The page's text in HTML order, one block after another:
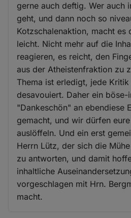
gerne auch deftig. Wer auch
geht, und dann noch so
Kotzschalenaktion, macht es
leicht. Nicht mehr auf die
reagieren, es reicht, den
aus der Atheistenfraktion zu
Thema ist erledigt, jede
desavouiert. Daher ein böse-
"Dankeschön" an ebendiese
gemacht, und wir dürfen
auslöffeln. Und ein erst
Herrn Lütz, der sich die
zu antworten, und damit
inhaltliche
vorgeschlagen mit Hrn.
macht.